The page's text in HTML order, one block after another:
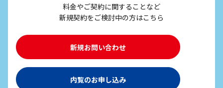
料金やご契約に関することなど
新規契約をご検討中の方はこちら
新規お問い合わせ
内覧のお申し込み